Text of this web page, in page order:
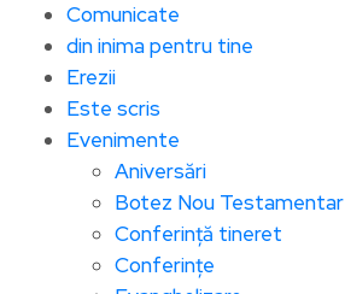
Comunicate
din inima pentru tine
Erezii
Este scris
Evenimente
Aniversări
Botez Nou Testamentar
Conferință tineret
Conferințe